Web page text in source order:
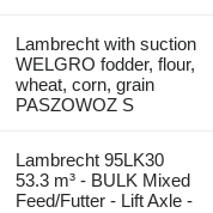
Lambrecht with suction
WELGRO fodder, flour,
wheat, corn, grain
PASZOWOZ S
Lambrecht 95LK30
53.3 m³ - BULK Mixed
Feed/Futter - Lift Axle -